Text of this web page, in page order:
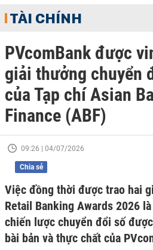
TÀI CHÍNH
PVcomBank được
giải thưởng chuyển
của Tạp chí Asian
Finance (ABF)
09:26 | 04/07/2026
Chia sẻ
Việc đồng thời được trao hai
Retail Banking Awards 2026
chiến lược chuyển đổi số
bài bản và thực chất của